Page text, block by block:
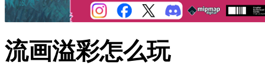
流画溢彩怎么玩